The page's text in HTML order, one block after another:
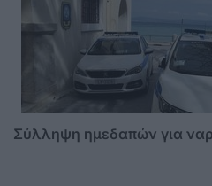
Σύλληψη ημεδαπών για